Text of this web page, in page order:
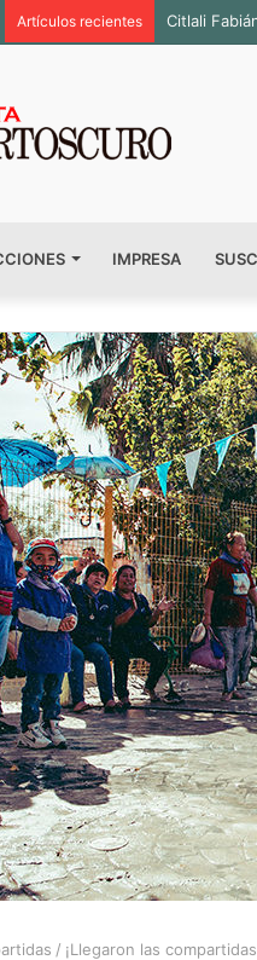
Artículos recientes Inauguran
IMPRESA
/ ¡Llegaron las